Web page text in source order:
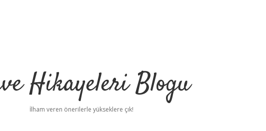
Hikayeleri Blogu
İlham veren önerilerle yükseklere çık!